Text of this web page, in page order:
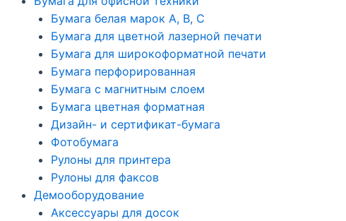
Бумага белая марок А, В, С
Бумага для цветной лазерной печати
Бумага для широкоформатной печати
Бумага перфорированная
Бумага с магнитным слоем
Бумага цветная форматная
Дизайн- и сертификат-бумага
Фотобумага
Рулоны для принтера
Рулоны для факсов
Демооборудование
Аксессуары для досок